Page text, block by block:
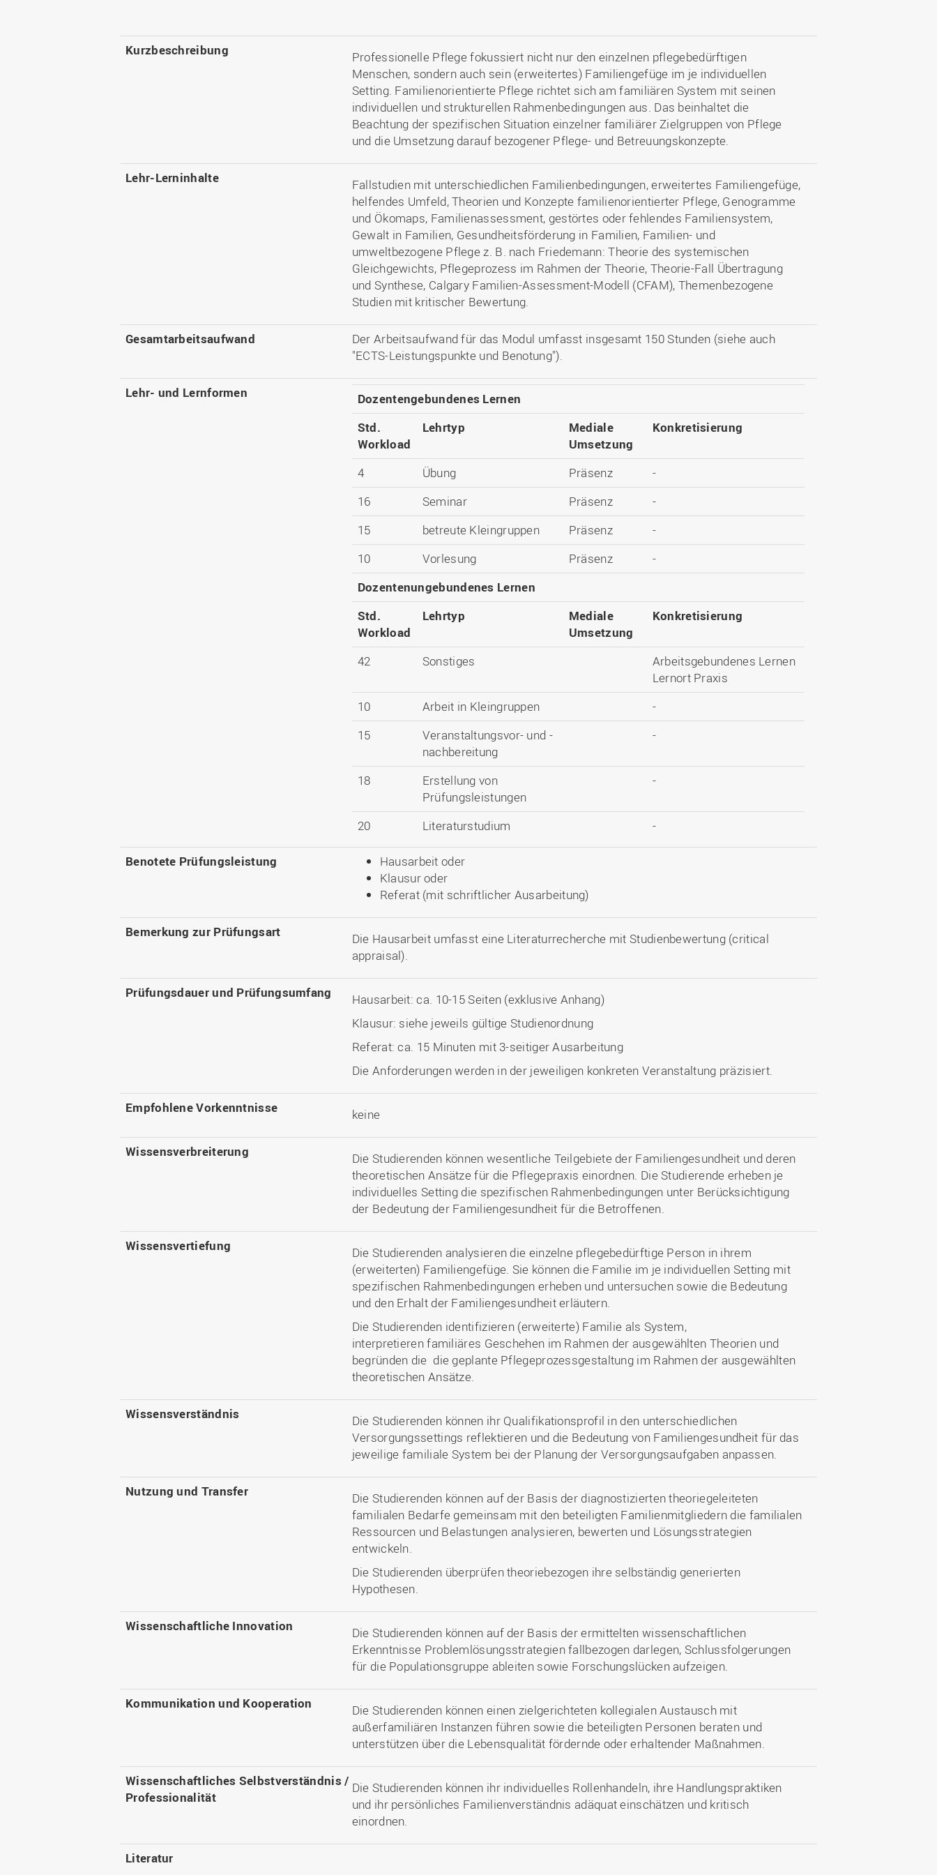
Kurzbeschreibung
Professionelle Pflege fokussiert nicht nur den einzelnen pflegebedürftigen
Menschen, sondern auch sein (erweitertes) Familiengefüge im je individuellen
Setting. Familienorientierte Pflege richtet sich am familiären System mit seinen
individuellen und strukturellen Rahmenbedingungen aus. Das beinhaltet die
Beachtung der spezifischen Situation einzelner familiärer Zielgruppen von Pflege
und die Umsetzung darauf bezogener Pflege- und Betreuungskonzepte.
Lehr-Lerninhalte
Fallstudien mit unterschiedlichen Familienbedingungen, erweitertes Familiengefüge,
helfendes Umfeld, Theorien und Konzepte familienorientierter Pflege, Genogramme
und Ökomaps, Familienassessment, gestörtes oder fehlendes Familiensystem,
Gewalt in Familien, Gesundheitsförderung in Familien, Familien- und
umweltbezogene Pflege z. B. nach Friedemann: Theorie des systemischen
Gleichgewichts, Pflegeprozess im Rahmen der Theorie, Theorie-Fall Übertragung
und Synthese, Calgary Familien-Assessment-Modell (CFAM), Themenbezogene
Studien mit kritischer Bewertung.
Gesamtarbeitsaufwand
Der Arbeitsaufwand für das Modul umfasst insgesamt 150 Stunden (siehe auch
"ECTS-Leistungspunkte und Benotung").
Lehr- und Lernformen
Dozentengebundenes Lernen
Std.
Workload
Lehrtyp
Mediale
Umsetzung
Konkretisierung
4 Übung Präsenz
-
16
Seminar Präsenz
-
15
betreute Kleingruppen Präsenz
-
10
Vorlesung Präsenz
-
Dozentenungebundenes Lernen
Std.
Workload
Lehrtyp
Mediale
Umsetzung
Konkretisierung
42 Sonstiges
Arbeitsgebundenes Lernen
Lernort Praxis
10
Arbeit in Kleingruppen
-
15
Veranstaltungsvor- und -
nachbereitung
-
18
Erstellung von
Prüfungsleistungen
-
20 Literaturstudium -
Benotete Prüfungsleistung
Hausarbeit oder
Klausur oder
Referat (mit schriftlicher Ausarbeitung)
Bemerkung zur Prüfungsart
Die Hausarbeit umfasst eine Literaturrecherche mit Studienbewertung (critical
appraisal).
Prüfungsdauer und Prüfungsumfang
Hausarbeit: ca. 10-15 Seiten (exklusive Anhang)
Klausur: siehe jeweils gültige Studienordnung
Referat: ca. 15 Minuten mit 3-seitiger Ausarbeitung
Die Anforderungen werden in der jeweiligen konkreten Veranstaltung präzisiert.
Empfohlene Vorkenntnisse keine
Wissensverbreiterung
Die Studierenden können wesentliche Teilgebiete der Familiengesundheit und deren
theoretischen Ansätze für die Pflegepraxis einordnen. Die Studierende erheben je
individuelles Setting die spezifischen Rahmenbedingungen unter Berücksichtigung
der Bedeutung der Familiengesundheit für die Betroffenen.
Wissensvertiefung
Die Studierenden analysieren die einzelne pflegebedürftige Person in ihrem
(erweiterten) Familiengefüge. Sie können die Familie im je individuellen Setting mit
spezifischen Rahmenbedingungen erheben und untersuchen sowie die Bedeutung
und den Erhalt der Familiengesundheit erläutern.
Die Studierenden identifizieren (erweiterte) Familie als System,
interpretieren familiäres Geschehen im Rahmen der ausgewählten Theorien und
begründen die die geplante Pflegeprozessgestaltung im Rahmen der ausgewählten
theoretischen Ansätze.
Wissensverständnis
Die Studierenden können ihr Qualifikationsprofil in den unterschiedlichen
Versorgungssettings reflektieren und die Bedeutung von Familiengesundheit für das
jeweilige familiale System bei der Planung der Versorgungsaufgaben anpassen.
Nutzung und Transfer
Die Studierenden können auf der Basis der diagnostizierten theoriegeleiteten
familialen Bedarfe gemeinsam mit den beteiligten Familienmitgliedern die familialen
Ressourcen und Belastungen analysieren, bewerten und Lösungsstrategien
entwickeln.
Die Studierenden überprüfen theoriebezogen ihre selbständig generierten
Hypothesen.
Wissenschaftliche Innovation
Die Studierenden können auf der Basis der ermittelten wissenschaftlichen
Erkenntnisse Problemlösungsstrategien fallbezogen darlegen, Schlussfolgerungen
für die Populationsgruppe ableiten sowie Forschungslücken aufzeigen.
Kommunikation und Kooperation
Die Studierenden können einen zielgerichteten kollegialen Austausch mit
außerfamiliären Instanzen führen sowie die beteiligten Personen beraten und
unterstützen über die Lebensqualität fördernde oder erhaltender Maßnahmen.
Wissenschaftliches Selbstverständnis /
Professionalität
Die Studierenden können ihr individuelles Rollenhandeln, ihre Handlungspraktiken
und ihr persönliches Familienverständnis adäquat einschätzen und kritisch
einordnen.
Literatur